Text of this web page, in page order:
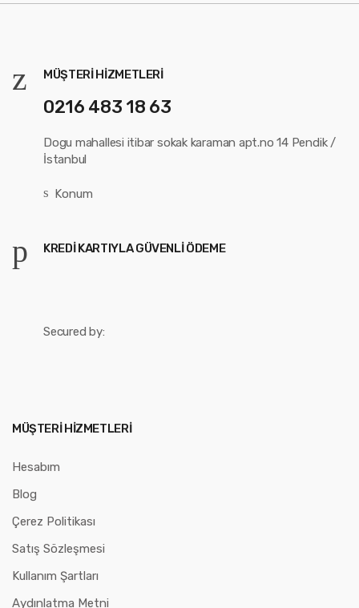
MÜŞTERI HIZMETLERI
0216 483 18 63
Dogu mahallesi itibar sokak karaman apt.no 14 Pendik /
İstanbul
Konum
KREDI KARTIYLA GÜVENLI ÖDEME
Secured by:
MÜŞTERI HIZMETLERI
Hesabım
Blog
Çerez Politikası
Satış Sözleşmesi
Kullanım Şartları
Aydınlatma Metni